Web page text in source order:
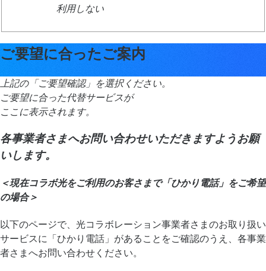
利用しない
ご要望に合ったご案内
上記の「ご要望確認」を選択ください。
ご要望に合った代替サービスが
ここに表示されます。
各事業者さまへお問い合わせいただきますようお願
いします。
＜現在コラボ光をご利用のお客さまで「ひかり電話」をご希望
の場合＞
以下のページで、光コラボレーション事業者さまのお取り扱い
サービスに「ひかり電話」があることをご確認のうえ、各事業
者さまへお問い合わせください。